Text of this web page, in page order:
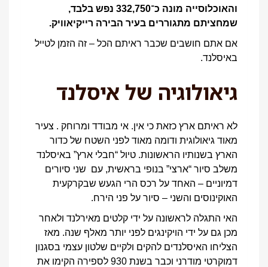
והאוכלוסייה מונה כ־332,750 נפש בלבד,
שמחציתם מתגוררים בעיר הבירה רייקיאוויק.
אם אתם חושבים שכבר ראיתם הכל – זה הזמן לטייל
באיסלנד.
גיאולוגיה של איסלנד
לא ראיתם ארץ כזאת כי אין. אי מבודד ומרוחק . צעיר
מאוד גיאולוגית ודומה מאוד לפני השטח של כדור
הארץ בשנותיו הראשונות. טיול “חבלי ארץ” באיסלנד
משלב סיור “ארצי” בנופי בראשית, עם שני סיורים
דמיוניים – האחד על רכס הרי הגעש שבקרקעית
האוקינוסים והשני – סיור על פני הירח.
האי התגלה לראשונה על ידי קלטים מאירלנד ולאחר
מכן גם על ידי הויקינגים לפני יותר מאלף שנה. מאז
הצליחו האיסלנדים להקים ולקיים שלטון עצמי בסגנון
דמוקרטי מודרני וכבר בשנת 930 לספירה הקימו את